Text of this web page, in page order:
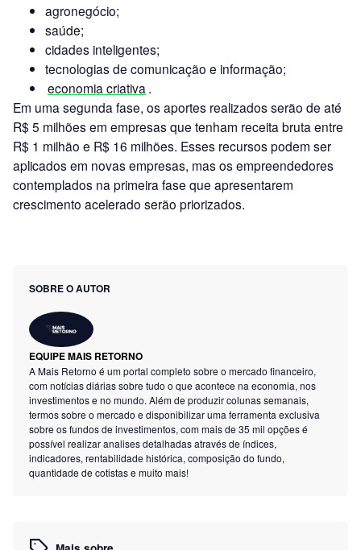
agronegócio;
saúde;
cidades inteligentes;
tecnologias de comunicação e informação;
economia criativa .
Em uma segunda fase, os aportes realizados serão de até
R$ 5 milhões em empresas que tenham receita bruta entre
R$ 1 milhão e R$ 16 milhões. Esses recursos podem ser
aplicados em novas empresas, mas os empreendedores
contemplados na primeira fase que apresentarem
crescimento acelerado serão priorizados.
SOBRE O AUTOR
EQUIPE MAIS RETORNO
A Mais Retorno é um portal completo sobre o mercado financeiro,
com notícias diárias sobre tudo o que acontece na economia, nos
investimentos e no mundo. Além de produzir colunas semanais,
termos sobre o mercado e disponibilizar uma ferramenta exclusiva
sobre os fundos de investimentos, com mais de 35 mil opções é
possível realizar analises detalhadas através de índices,
indicadores, rentabilidade histórica, composição do fundo,
quantidade de cotistas e muito mais!